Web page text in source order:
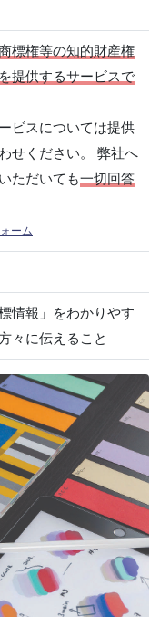
標権等の知的財産権
提供するサービスで
ビスについては提供
せください。 弊社へ
ただいても一切回答
ーム
情報」をわかりやす
々に伝えること